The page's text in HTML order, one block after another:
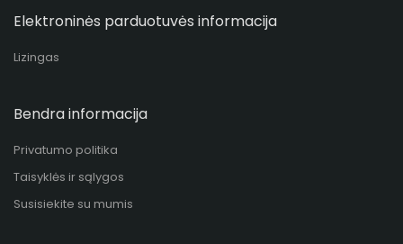
Elektroninės parduotuvės informacija
Lizingas
Bendra informacija
Privatumo politika
Taisyklės ir sąlygos
Susisiekite su mumis